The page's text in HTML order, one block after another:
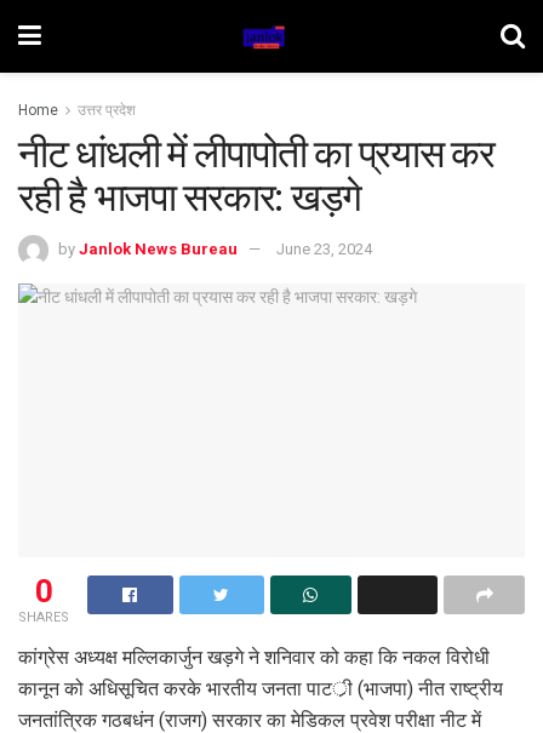
Home उत्तर प्रदेश
नीट धांधली में लीपापोती का प्रयास कर
रही है भाजपा सरकार: खड़गे
by Janlok News Bureau June 23, 2024
0
SHARES
कांग्रेस अध्यक्ष मल्लिकार्जुन खड़गे ने शनिवार को कहा कि नकल विरोधी
कानून को अधिसूचित करके भारतीय जनता पाटर्ी (भाजपा) नीत राष्ट्रीय
जनतांत्रिक गठबधंन (राजग) सरकार का मेडिकल प्रवेश परीक्षा नीट में